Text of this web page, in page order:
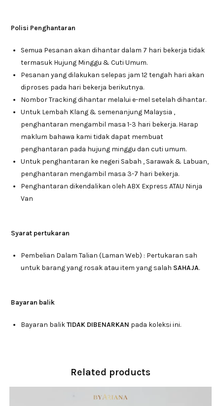
Polisi Penghantaran
Semua Pesanan akan dihantar dalam 7 hari bekerja tidak
termasuk Hujung Minggu & Cuti Umum.
Pesanan yang dilakukan selepas jam 12 tengah hari akan
diproses pada hari bekerja berikutnya.
Nombor Tracking dihantar melalui e-mel setelah dihantar.
Untuk Lembah Klang & semenanjung Malaysia ,
penghantaran mengambil masa 1-3 hari bekerja. Harap
maklum bahawa kami tidak dapat membuat
penghantaran pada hujung minggu dan cuti umum.
Untuk penghantaran ke negeri Sabah , Sarawak & Labuan,
penghantaran mengambil masa 3-7 hari bekerja.
Penghantaran dikendalikan oleh ABX Express ATAU Ninja
Van
Syarat pertukaran
Pembelian Dalam Talian (Laman Web) : Pertukaran sah
untuk barang yang rosak atau item yang salah SAHAJA.
Bayaran balik
Bayaran balikTIDAK DIBENARKAN pada koleksi ini.
Related products